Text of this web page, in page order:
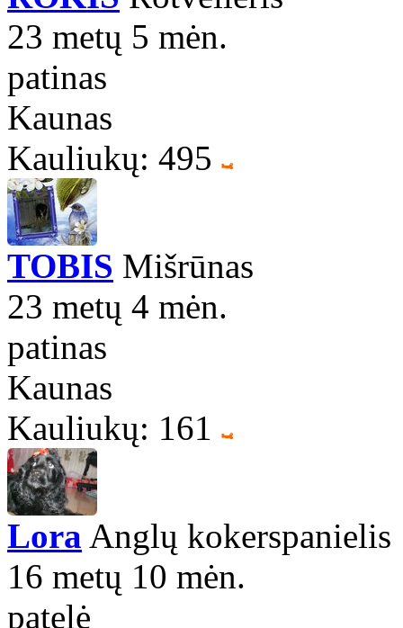
23 metų 5 mėn.
patinas
Kaunas
Kauliukų: 495
TOBIS Mišrūnas
23 metų 4 mėn.
patinas
Kaunas
Kauliukų: 161
Lora Anglų kokerspanielis
16 metų 10 mėn.
patelė